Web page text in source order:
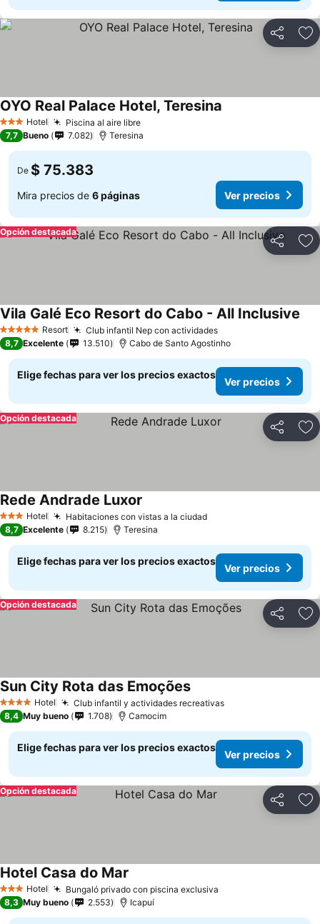
Compartir
3 Estrellas
Hotel Piscina al aire libre
OYO Real Palace Hotel, Teresina
7,7 Bueno 7.082 Teresina
De $ 75.383
Mira precios de 6 páginas Ver precios
Compartir
Opción destacada
5 Estrellas Resort Club infantil Nep con actividades
Vila Galé Eco Resort do Cabo - All Inclusive
8,7 Excelente 13.510 Cabo de Santo Agostinho
Elige fechas para ver los precios exactos
Ver precios
Compartir
Opción destacada
3 Estrellas
Hotel Habitaciones con vistas a la ciudad
Rede Andrade Luxor
8,7 Excelente 8.215 Teresina
Elige fechas para ver los precios exactos
Ver precios
Compartir
Opción destacada
4 EstrellasHotel Club infantil y actividades recreativas
Sun City Rota das Emoções
8,4 Muy bueno 1.708 Camocim
Elige fechas para ver los precios exactos
Ver precios
Compartir
Opción destacada
3 Estrellas
Hotel Bungaló privado con piscina exclusiva
Hotel Casa do Mar
8,3 Muy bueno 2.553 Icapuí